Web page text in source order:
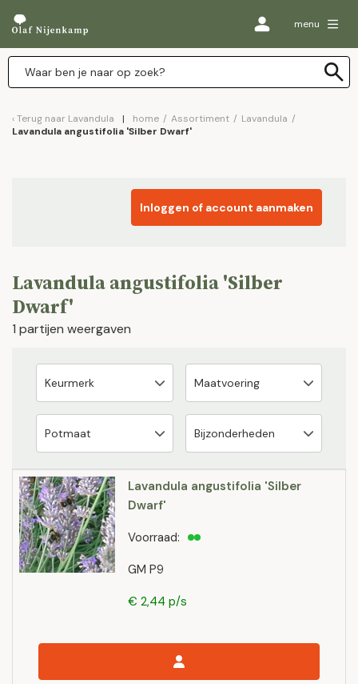
menu
Terug naar Lavandula home / Assortiment / Lavandula /
Lavandula angustifolia 'Silber Dwarf'
Inloggen of account aanmaken
Lavandula angustifolia 'Silber
Dwarf'
1 partijen weergaven
Lavandula angustifolia 'Silber
Dwarf'
GM P9
Voorraad:
€ 2,44 p/s